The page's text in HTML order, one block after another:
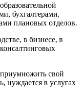
бухгалтерами,
плановых отделов.
в бизнесе, в
свой
нуждается в услугах